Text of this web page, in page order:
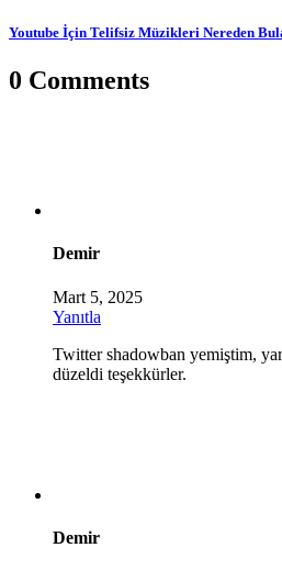
Youtube İçin Telifsiz Müzikleri Nereden
0 Comments
Demir
Mart 5, 2025
Yanıtla
Twitter shadowban yemiştim,
düzeldi teşekkürler.
Demir